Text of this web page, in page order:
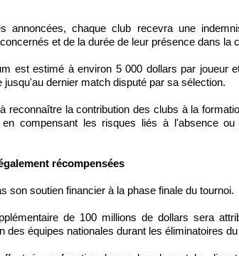
annoncées, chaque club recevra une
et de la durée de leur présence dans la
est estimé à environ 5 000 dollars par joueur
jusqu'au dernier match disputé par sa sélection.
reconnaître la contribution des clubs à la
en compensant les risques liés à l'absence
récompensées
son soutien financier à la phase finale du tournoi.
de 100 millions de dollars sera
des équipes nationales durant les éliminatoires